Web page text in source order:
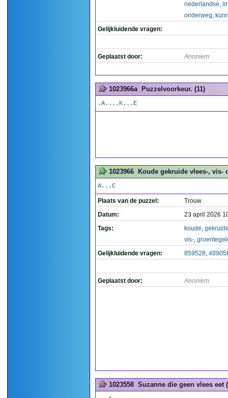
nederlandse,
onderweg,
Gelijkluidende vragen:
Geplaatst door: Anoniem
1023966a Puzzelvoorkeur. (11)
.A....K...E
1023966 Koude gekruide vlees-, vis-
A...C
Plaats van de puzzel:
Trouw
Datum:
23 april 2026
Tags:
koude,
vis-,
Gelijkluidende vragen:
859528,
Geplaatst door: Anoniem
1023558 Suzanne die geen vlees eet